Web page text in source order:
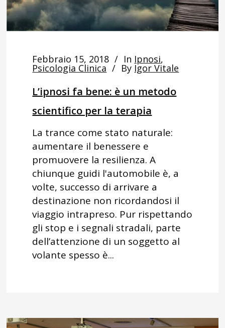
Febbraio 15, 2018 In Ipnosi,
Psicologia Clinica By Igor Vitale
L’ipnosi fa bene: è un metodo
scientifico per la terapia
La trance come stato naturale:
aumentare il benessere e
promuovere la resilienza. A
chiunque guidi l'automobile è, a
volte, successo di arrivare a
destinazione non ricordandosi il
viaggio intrapreso. Pur rispettando
gli stop e i segnali stradali, parte
dell’attenzione di un soggetto al
volante spesso è...